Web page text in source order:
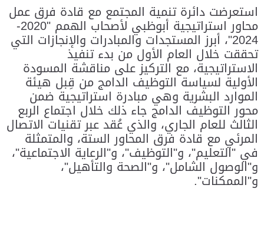
استعرضت دائرة تنمية المجتمع مع قادة فرق عمل
محاور استراتيجية أبوظبي لأصحاب الهمم "2020-
2024"، أبرز المستجدات والمبادرات والإنجازات التي
تحققت خلال العام الأول من بدء تنفيذ
الاستراتيجية، مع التركيز على مناقشة المسودة
الأولية لسياسة التوظيف الدامج من قِبل هيئة
الموارد البشرية وهي مبادرة استراتيجية ضمن
محور التوظيف الدامج جاء ذلك خلال اجتماع الربع
الثالث للعام الجاري، والذي عُقد عبر تقنيات الاتصال
المرئي مع قادة فرق المحاور الستة، والمتمثلة
في "التعليم"، و"التوظيف"، و"الرعاية الاجتماعية"،
و"الوصول الشامل"، و"الصحة والتأهيل"،
و"الممكنات".